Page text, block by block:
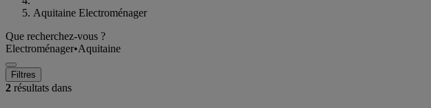
Aquitaine Electroménager
Que recherchez-vous ?
Electroménager•Aquitaine
Filtres
2 résultats dans